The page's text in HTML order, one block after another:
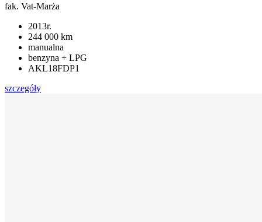
fak. Vat-Marża
2013r.
244 000 km
manualna
benzyna + LPG
AKL18FDP1
szczegóły